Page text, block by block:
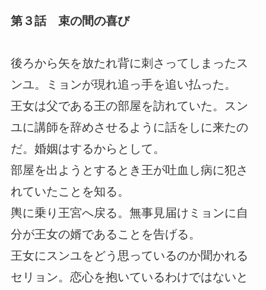
第３話 束の間の喜び
後ろから矢を放たれ背に刺さってしまったス
ンユ。ミョンが現れ追っ手を追い払った。
王女は父である王の部屋を訪れていた。スン
ユに講師を辞めさせるように話をしに来たの
だ。婚姻はするからとして。
部屋を出ようとするとき王が吐血し病に犯さ
れていたことを知る。
輿に乗り王宮へ戻る。無事見届けミョンに自
分が王女の婿であることを告げる。
王女にスンユをどう思っているのか聞かれる
セリョン。恋心を抱いているわけではないと